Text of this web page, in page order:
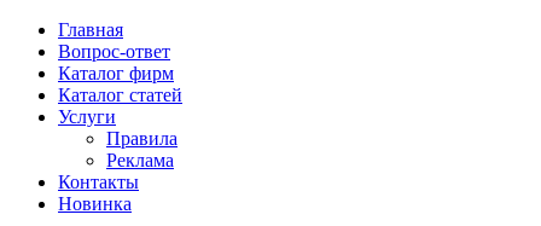
Главная
Вопрос-ответ
Каталог фирм
Каталог статей
Услуги
Правила
Реклама
Контакты
Новинка